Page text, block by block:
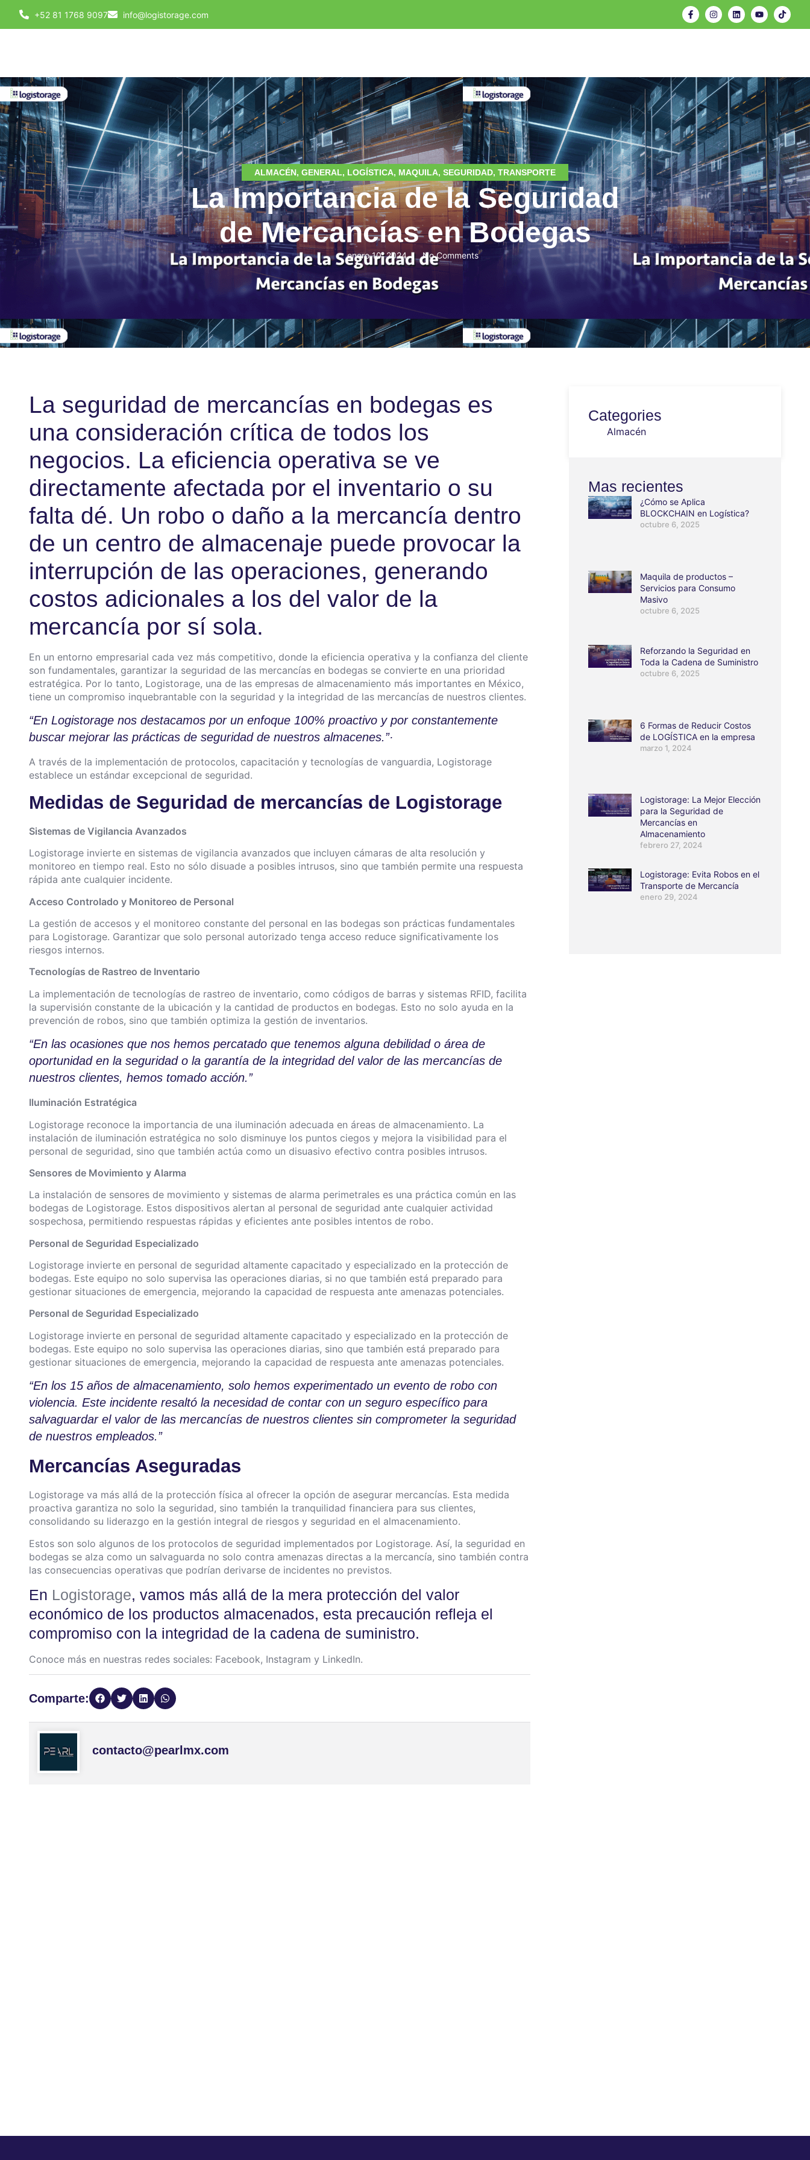
+52 81 1768 9097 info@logistorage.com
ALMACÉN, GENERAL, LOGÍSTICA, MAQUILA, SEGURIDAD, TRANSPORTE
La Importancia de la Seguridad
de Mercancías en Bodegas
enero 10, 2024 No Comments
La seguridad de mercancías en bodegas es
una consideración crítica de todos los
negocios. La eficiencia operativa se ve
directamente afectada por el inventario o su
falta dé. Un robo o daño a la mercancía dentro
de un centro de almacenaje puede provocar la
interrupción de las operaciones, generando
costos adicionales a los del valor de la
mercancía por sí sola.
En un entorno empresarial cada vez más competitivo, donde la eficiencia operativa y la confianza del cliente
son fundamentales, garantizar la seguridad de las mercancías en bodegas se convierte en una prioridad
estratégica. Por lo tanto, Logistorage, una de las empresas de almacenamiento más importantes en México,
tiene un compromiso inquebrantable con la seguridad y la integridad de las mercancías de nuestros clientes.
“En Logistorage nos destacamos por un enfoque 100% proactivo y por constantemente
buscar mejorar las prácticas de seguridad de nuestros almacenes.”·
A través de la implementación de protocolos, capacitación y tecnologías de vanguardia, Logistorage
establece un estándar excepcional de seguridad.
Medidas de Seguridad de mercancías de Logistorage
Sistemas de Vigilancia Avanzados
Logistorage invierte en sistemas de vigilancia avanzados que incluyen cámaras de alta resolución y
monitoreo en tiempo real. Esto no sólo disuade a posibles intrusos, sino que también permite una respuesta
rápida ante cualquier incidente.
Acceso Controlado y Monitoreo de Personal
La gestión de accesos y el monitoreo constante del personal en las bodegas son prácticas fundamentales
para Logistorage. Garantizar que solo personal autorizado tenga acceso reduce significativamente los
riesgos internos.
Tecnologías de Rastreo de Inventario
La implementación de tecnologías de rastreo de inventario, como códigos de barras y sistemas RFID, facilita
la supervisión constante de la ubicación y la cantidad de productos en bodegas. Esto no solo ayuda en la
prevención de robos, sino que también optimiza la gestión de inventarios.
“En las ocasiones que nos hemos percatado que tenemos alguna debilidad o área de
oportunidad en la seguridad o la garantía de la integridad del valor de las mercancías de
nuestros clientes, hemos tomado acción.”
Iluminación Estratégica
Logistorage reconoce la importancia de una iluminación adecuada en áreas de almacenamiento. La
instalación de iluminación estratégica no solo disminuye los puntos ciegos y mejora la visibilidad para el
personal de seguridad, sino que también actúa como un disuasivo efectivo contra posibles intrusos.
Sensores de Movimiento y Alarma
La instalación de sensores de movimiento y sistemas de alarma perimetrales es una práctica común en las
bodegas de Logistorage. Estos dispositivos alertan al personal de seguridad ante cualquier actividad
sospechosa, permitiendo respuestas rápidas y eficientes ante posibles intentos de robo.
Personal de Seguridad Especializado
Logistorage invierte en personal de seguridad altamente capacitado y especializado en la protección de
bodegas. Este equipo no solo supervisa las operaciones diarias, si no que también está preparado para
gestionar situaciones de emergencia, mejorando la capacidad de respuesta ante amenazas potenciales.
Personal de Seguridad Especializado
Logistorage invierte en personal de seguridad altamente capacitado y especializado en la protección de
bodegas. Este equipo no solo supervisa las operaciones diarias, sino que también está preparado para
gestionar situaciones de emergencia, mejorando la capacidad de respuesta ante amenazas potenciales.
“En los 15 años de almacenamiento, solo hemos experimentado un evento de robo con
violencia. Este incidente resaltó la necesidad de contar con un seguro específico para
salvaguardar el valor de las mercancías de nuestros clientes sin comprometer la seguridad
de nuestros empleados.”
Mercancías Aseguradas
Logistorage va más allá de la protección física al ofrecer la opción de asegurar mercancías. Esta medida
proactiva garantiza no solo la seguridad, sino también la tranquilidad financiera para sus clientes,
consolidando su liderazgo en la gestión integral de riesgos y seguridad en el almacenamiento.
Estos son solo algunos de los protocolos de seguridad implementados por Logistorage. Así, la seguridad en
bodegas se alza como un salvaguarda no solo contra amenazas directas a la mercancía, sino también contra
las consecuencias operativas que podrían derivarse de incidentes no previstos.
En Logistorage, vamos más allá de la mera protección del valor
económico de los productos almacenados, esta precaución refleja el
compromiso con la integridad de la cadena de suministro.
Conoce más en nuestras redes sociales: Facebook, Instagram y LinkedIn.
Comparte:
contacto@pearlmx.com
Categories
Almacén
Mas recientes
¿Cómo se Aplica
BLOCKCHAIN en Logística?
octubre 6, 2025
Maquila de productos –
Servicios para Consumo
Masivo
octubre 6, 2025
Reforzando la Seguridad en
Toda la Cadena de Suministro
octubre 6, 2025
6 Formas de Reducir Costos
de LOGÍSTICA en la empresa
marzo 1, 2024
Logistorage: La Mejor Elección
para la Seguridad de
Mercancías en
Almacenamiento
febrero 27, 2024
Logistorage: Evita Robos en el
Transporte de Mercancía
enero 29, 2024